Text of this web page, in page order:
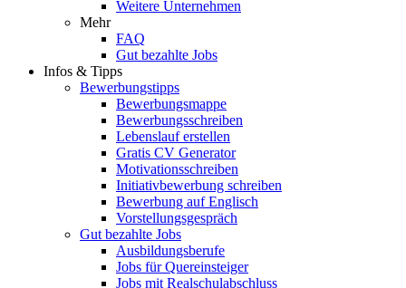
Weitere Unternehmen
Mehr
FAQ
Gut bezahlte Jobs
Infos & Tipps
Bewerbungstipps
Bewerbungsmappe
Bewerbungsschreiben
Lebenslauf erstellen
Gratis CV Generator
Motivationsschreiben
Initiativbewerbung schreiben
Bewerbung auf Englisch
Vorstellungsgespräch
Gut bezahlte Jobs
Ausbildungsberufe
Jobs für Quereinsteiger
Jobs mit Realschulabschluss